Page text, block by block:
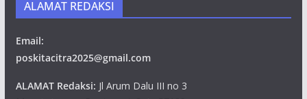
ALAMAT REDAKSI
Email:
poskitacitra2025@gmail.com
ALAMAT Redaksi: Jl Arum Dalu III no 3